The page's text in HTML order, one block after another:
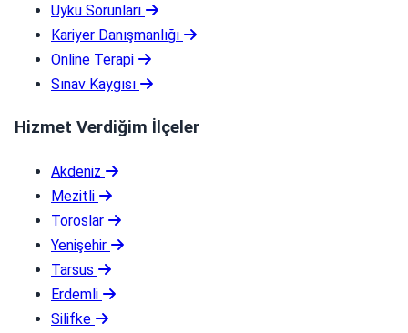
Uyku Sorunları
Kariyer Danışmanlığı
Online Terapi
Sınav Kaygısı
Hizmet Verdiğim İlçeler
Akdeniz
Mezitli
Toroslar
Yenişehir
Tarsus
Erdemli
Silifke